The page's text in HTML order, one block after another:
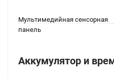
Мультимедийная сенсорная
панель
Аккумулятор и